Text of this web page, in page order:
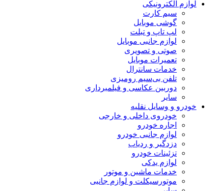
لوازم الکترونیکی
سیم کارت
گوشی موبایل
لپ تاپ و تبلت
لوازم جانبی موبایل
صوتی و تصویری
تعمیرات موبایل
خدمات سانترال
تلفن بی‌سیم رومیزی
دوربین عکاسی و فیلمبرداری
سایر
خودرو و وسایل نقلیه
خودروی داخلی و خارجی
اجاره خودرو
لوازم جانبی خودرو
دزدگیر و ردیاب
تزئینات خودرو
لوازم یدکی
خدمات ماشین و موتور
موتورسیکلت و لوازم جانبی